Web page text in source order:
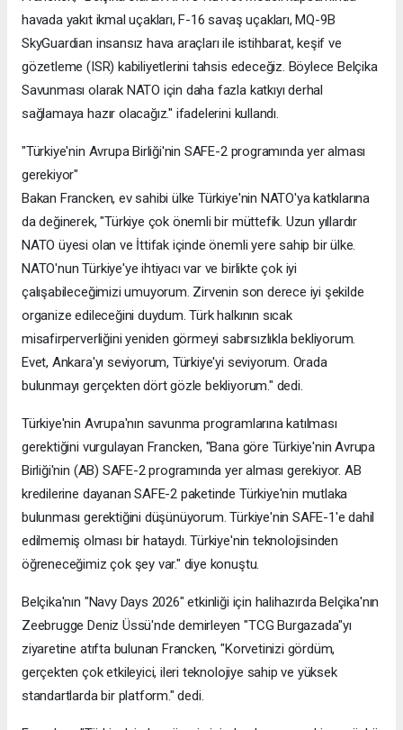
havada yakıt ikmal uçakları, F-16 savaş uçakları, MQ-9B
SkyGuardian insansız hava araçları ile istihbarat, keşif ve
gözetleme (ISR) kabiliyetlerini tahsis edeceğiz. Böylece Belçika
Savunması olarak NATO için daha fazla katkıyı derhal
sağlamaya hazır olacağız." ifadelerini kullandı.
"Türkiye'nin Avrupa Birliği'nin SAFE-2 programında yer alması
gerekiyor"
Bakan Francken, ev sahibi ülke Türkiye'nin NATO'ya katkılarına
da değinerek, "Türkiye çok önemli bir müttefik. Uzun yıllardır
NATO üyesi olan ve İttifak içinde önemli yere sahip bir ülke.
NATO'nun Türkiye'ye ihtiyacı var ve birlikte çok iyi
çalışabileceğimizi umuyorum. Zirvenin son derece iyi şekilde
organize edileceğini duydum. Türk halkının sıcak
misafirperverliğini yeniden görmeyi sabırsızlıkla bekliyorum.
Evet, Ankara'yı seviyorum, Türkiye'yi seviyorum. Orada
bulunmayı gerçekten dört gözle bekliyorum." dedi.
Türkiye'nin Avrupa'nın savunma programlarına katılması
gerektiğini vurgulayan Francken, "Bana göre Türkiye'nin Avrupa
Birliği'nin (AB) SAFE-2 programında yer alması gerekiyor. AB
kredilerine dayanan SAFE-2 paketinde Türkiye'nin mutlaka
bulunması gerektiğini düşünüyorum. Türkiye'nin SAFE-1'e dahil
edilmemiş olması bir hataydı. Türkiye'nin teknolojisinden
öğreneceğimiz çok şey var." diye konuştu.
Belçika'nın "Navy Days 2026" etkinliği için halihazırda Belçika'nın
Zeebrugge Deniz Üssü'nde demirleyen "TCG Burgazada"yı
ziyaretine atıfta bulunan Francken, "Korvetinizi gördüm,
gerçekten çok etkileyici, ileri teknolojiye sahip ve yüksek
standartlarda bir platform." dedi.